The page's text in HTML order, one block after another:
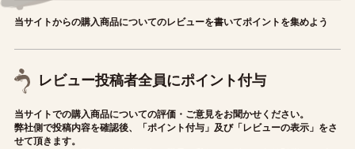
当サイトからの購入商品についてのレビューを書いてポイントを集めよう
レビュー投稿者全員にポイント付与
当サイトでの購入商品についての評価・ご意見をお聞かせください。
弊社側で投稿内容を確認後、「ポイント付与」及び「レビューの表示」をさ
せて頂きます。